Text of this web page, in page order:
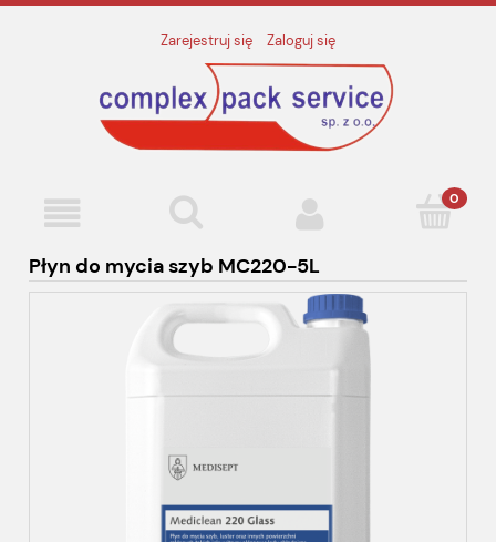
Zarejestruj się Zaloguj się
Płyn do mycia szyb MC220-5L